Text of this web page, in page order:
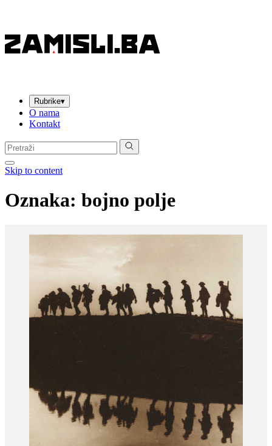
Rubrike▾
O nama
Kontakt
Pretraga:
Skip to content
Oznaka: bojno polje